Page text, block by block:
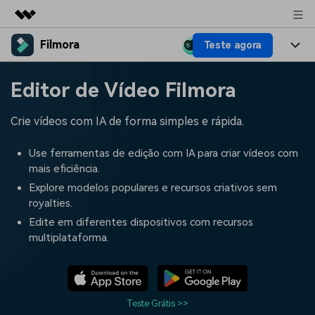
Produtos em destaque
Utilitários
Negócios
Soluções
Sobre nós
Sala de imprensa
Loja
Suporte
Filmora Teste agora
Produtos
Recursos criativos
IA
Vídeo/Imagem
Áudio
Textos
Soluções
Filmora para
Criar
Recursos
Prompts de Vídeo
populares para gerar vídeos
semelhantes em segundos
tendências de marketing de
vídeo em 2025
Central de ajuda
Fale conosco Histórias de clientes
alcançam sucesso
Preços Entrar
Editor de Vídeo Filmora
Crie vídeos com IA de forma simples e rápida.
Use ferramentas de edição com IA para criar vídeos com
mais eficiência.
Explore modelos populares e recursos criativos sem
royalties.
Edite em diferentes dispositivos com recursos
multiplataforma.
Teste Grátis >>